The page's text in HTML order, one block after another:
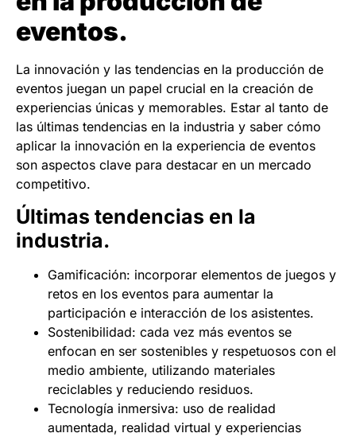
eventos.
La innovación y las tendencias en la producción de
eventos juegan un papel crucial en la creación de
experiencias únicas y memorables. Estar al tanto de
las últimas tendencias en la industria y saber cómo
aplicar la innovación en la experiencia de eventos
son aspectos clave para destacar en un mercado
competitivo.
Últimas tendencias en la
industria.
Gamificación: incorporar elementos de juegos y
retos en los eventos para aumentar la
participación e interacción de los asistentes.
Sostenibilidad: cada vez más eventos se
enfocan en ser sostenibles y respetuosos con el
medio ambiente, utilizando materiales
reciclables y reduciendo residuos.
Tecnología inmersiva: uso de realidad
aumentada, realidad virtual y experiencias